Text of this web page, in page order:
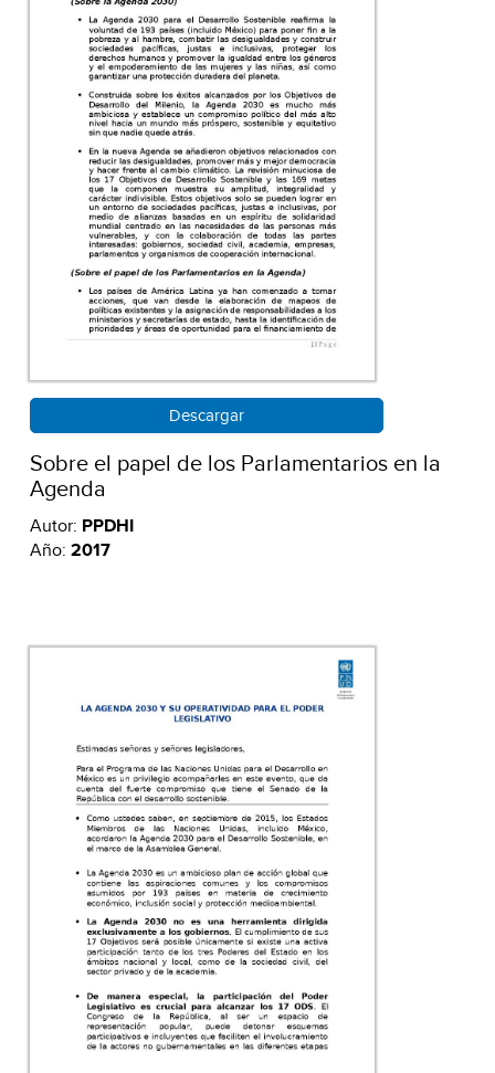
Descargar
Sobre el papel de los Parlamentarios en la
Agenda
Autor: PPDHI
Año: 2017